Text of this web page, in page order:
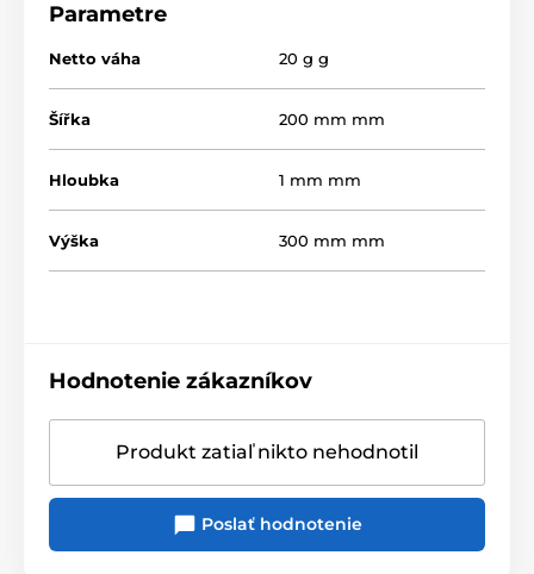
Parametre
Netto váha 20 g g
Šířka 200 mm mm
Hloubka 1 mm mm
Výška 300 mm mm
Hodnotenie zákazníkov
Produkt zatiaľ nikto nehodnotil
Poslať hodnotenie